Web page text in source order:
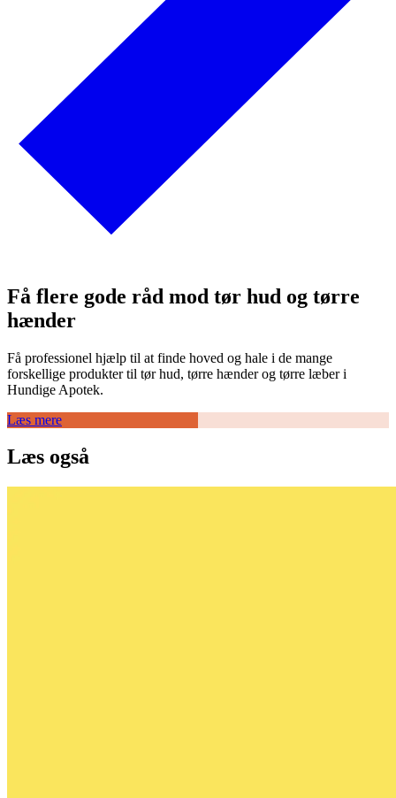
Få flere gode råd mod tør hud og tørre
hænder
Få professionel hjælp til at finde hoved og hale i de mange
forskellige produkter til tør hud, tørre hænder og tørre læber i
Hundige Apotek.
Læs mere
Læs også